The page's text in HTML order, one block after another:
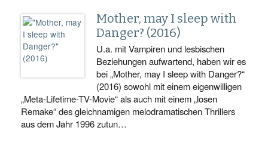
Mother, may I sleep with
Danger? (2016)
U.a. mit Vampiren und lesbischen
Beziehungen aufwartend, haben wir es
bei „Mother, may I sleep with Danger?“
(2016) sowohl mit einem eigenwilligen
„Meta-Lifetime-TV-Movie“ als auch mit einem „losen
Remake“ des gleichnamigen melodramatischen Thrillers
aus dem Jahr 1996 zutun…